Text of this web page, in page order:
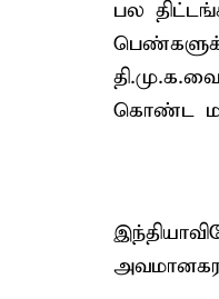
பல
கொண்ட